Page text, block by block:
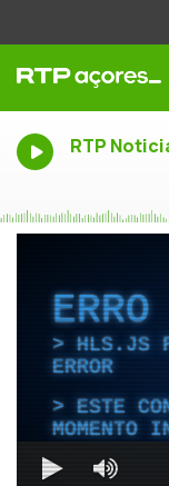
RTP
HLS.JS
ERROR
ESTE
MOMENTO